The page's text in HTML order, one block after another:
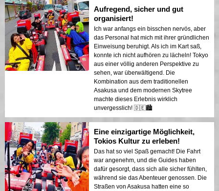
Aufregend, sicher und gut
organisiert!
Ich war anfangs ein bisschen nervös, aber
das Personal hat mich mit ihrer gründlichen
Einweisung beruhigt. Als ich im Kart saß,
konnte ich nicht aufhören zu lächeln! Tokyo
aus einer völlig anderen Perspektive zu
sehen, war überwältigend. Die
Kombination aus dem traditionellen
Asakusa und dem modernen Skytree
machte dieses Erlebnis wirklich
unvergesslich! 🇩🇪🏙️
Eine einzigartige Möglichkeit,
Tokios Kultur zu erleben!
Das hat so viel Spaß gemacht! Die Fahrt
war angenehm, und die Guides haben
dafür gesorgt, dass sich alle sicher fühlten,
während sie das Abenteuer genossen. Die
Straßen von Asakusa hatten eine so